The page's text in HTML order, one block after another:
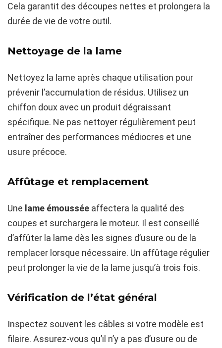
Cela garantit des découpes nettes et prolongera la
durée de vie de votre outil.
Nettoyage de la lame
Nettoyez la lame après chaque utilisation pour
prévenir l’accumulation de résidus. Utilisez un
chiffon doux avec un produit dégraissant
spécifique. Ne pas nettoyer régulièrement peut
entraîner des performances médiocres et une
usure précoce.
Affûtage et remplacement
Une lame émoussée affectera la qualité des
coupes et surchargera le moteur. Il est conseillé
d’affûter la lame dès les signes d’usure ou de la
remplacer lorsque nécessaire. Un affûtage régulier
peut prolonger la vie de la lame jusqu’à trois fois.
Vérification de l’état général
Inspectez souvent les câbles si votre modèle est
filaire. Assurez-vous qu’il n’y a pas d’usure ou de